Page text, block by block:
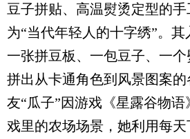
豆子拼贴、高温熨烫定型的
为“当代年轻人的十字绣”。其
一张拼豆板、一包豆子、一
拼出从卡通角色到风景图案的
友“瓜子”因游戏《星露谷物
戏里的农场场景，她利用每